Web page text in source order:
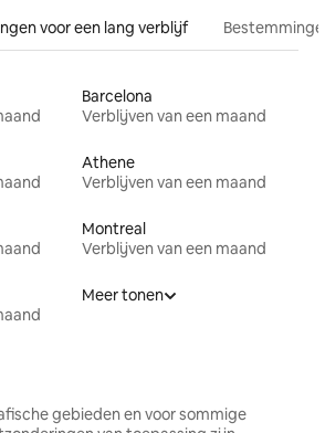
voor een lang verblijf
Barcelona
Verblijven van een maand
Athene
Verblijven van een maand
Montreal
Verblijven van een maand
Meer tonen
gebieden en voor sommige